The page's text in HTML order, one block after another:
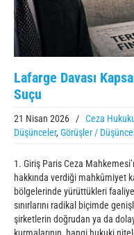
Lafarge Davası
Suçu
21 Nisan 2026 / Ceza
Düşünceler, Görüşler /
1. Giriş Paris Ceza
hakkında verdiği mahkûmiyet
bölgelerinde yürüttükleri
sınırlarını radikal biçimde
şirketlerin doğrudan ya da